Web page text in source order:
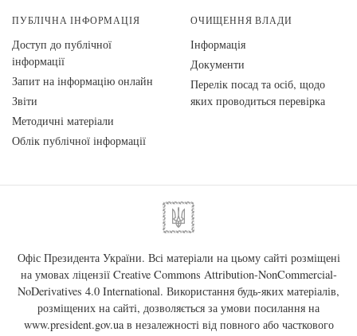
ПУБЛІЧНА ІНФОРМАЦІЯ
Доступ до публічної
інформації
Запит на інформацію онлайн
Звіти
Методичні матеріали
Облік публічної інформації
ОЧИЩЕННЯ ВЛАДИ
Інформація
Документи
Перелік посад та осіб, щодо
яких проводиться перевірка
Офіс Президента України. Всі матеріали на цьому сайті розміщені
на умовах ліцензії Creative Commons Attribution-NonCommercial-
NoDerivatives 4.0 International. Використання будь-яких матеріалів,
розміщених на сайті, дозволяється за умови посилання на
www.president.gov.uaв незалежності від повного або часткового